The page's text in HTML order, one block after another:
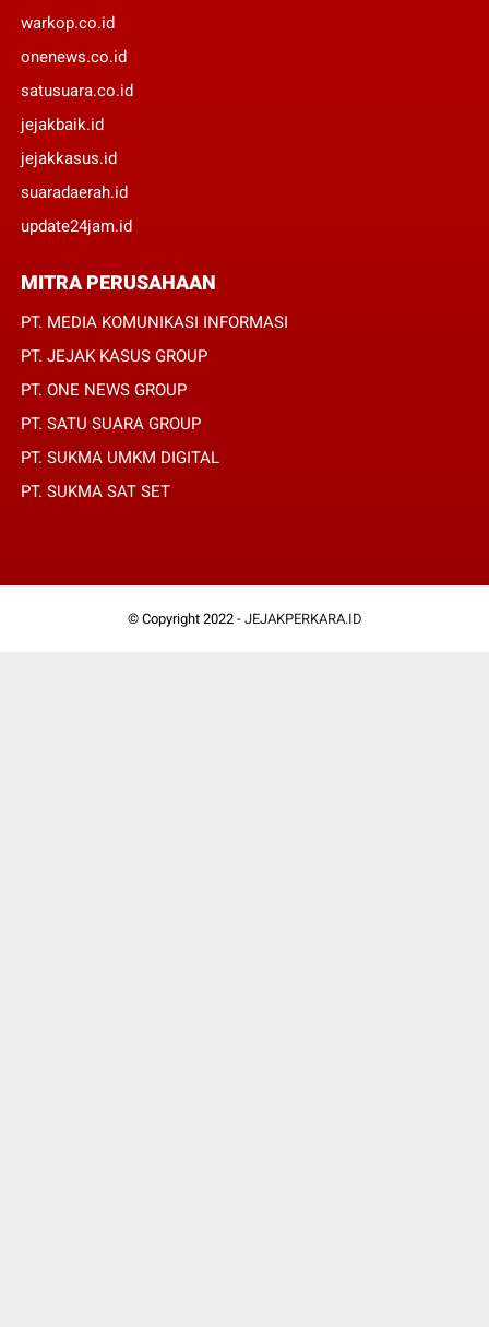
warkop.co.id
onenews.co.id
satusuara.co.id
jejakbaik.id
jejakkasus.id
suaradaerah.id
update24jam.id
MITRA PERUSAHAAN
PT. MEDIA KOMUNIKASI INFORMASI
PT. JEJAK KASUS GROUP
PT. ONE NEWS GROUP
PT. SATU SUARA GROUP
PT. SUKMA UMKM DIGITAL
PT. SUKMA SAT SET
© Copyright 2022 - JEJAKPERKARA.ID